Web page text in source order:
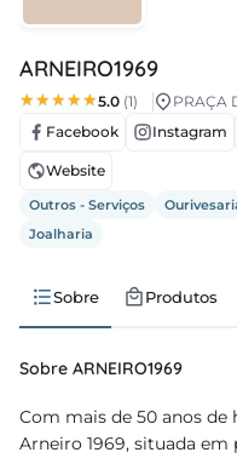
ARNEIRO1969
5.0 (1) PRAÇA
Facebook
Instagram
Website
Outros - Serviços
Joalharia
Sobre Produtos
Sobre ARNEIRO1969
Com mais de 50 anos
Arneiro 1969, situada em